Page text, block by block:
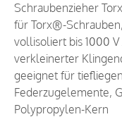
Schraubenzieher Torx
für Torx®-
vollisoliert bis 1000
verkleinerter
geeignet für
Federzugelemente,
Polypropylen-Kern